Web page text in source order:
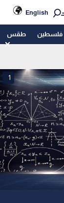
English
فلسطين طقس
1